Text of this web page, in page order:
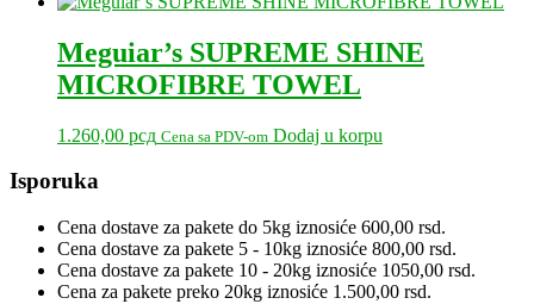
Meguiar’s SUPREME SHINE
MICROFIBRE TOWEL
1.260,00 рсд Cena sa PDV-om Dodaj u korpu
Primary
Sidebar
Isporuka
Cena dostave za pakete do 5kg iznosiće 600,00 rsd.
Cena dostave za pakete 5 - 10kg iznosiće 800,00 rsd.
Cena dostave za pakete 10 - 20kg iznosiće 1050,00 rsd.
Cena za pakete preko 20kg iznosiće 1.500,00 rsd.